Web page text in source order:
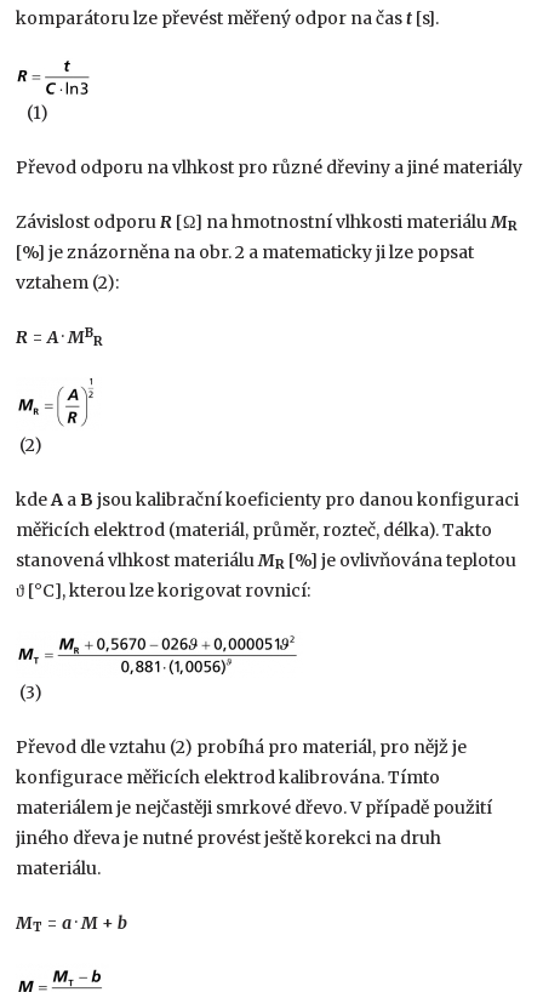
komparátoru lze převést měřený odpor na čast [s].
(1)
Převod odporu na vlhkost pro různé dřeviny a jiné materiály
Závislost odporuR [Ω] na hmotnostní vlhkosti materiáluMR
[%] je znázorněna na obr. 2 a matematicky ji lze popsat
vztahem (2):
R =A·MB
R
(2)
kdeA aB jsou kalibrační koeficienty pro danou konfiguraci
měřicích elektrod (materiál, průměr, rozteč, délka). Takto
stanovená vlhkost materiáluMR [%] je ovlivňována teplotou
ϑ [°C], kterou lze korigovat rovnicí:
(3)
Převod dle vztahu (2) probíhá pro materiál, pro nějž je
konfigurace měřicích elektrod kalibrována. Tímto
materiálem je nejčastěji smrkové dřevo. V případě použití
jiného dřeva je nutné provést ještě korekci na druh
materiálu.
MT =a·M +b